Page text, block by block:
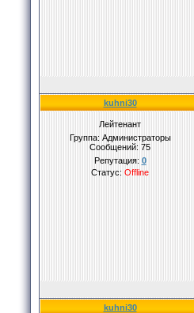
kuhni30
Лейтенант
Группа: Администраторы
Сообщений: 75
Репутация: 0
Статус: Offline
kuhni30